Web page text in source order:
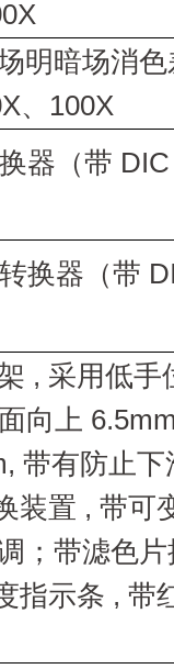
明暗场消
、100X
器（带
换器（带
, 采用低手
向上
带有防止
装置 , 带可
；带滤色
指示条 , 带